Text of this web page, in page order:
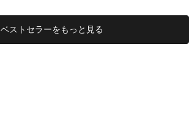
ベストセラーをもっと見る